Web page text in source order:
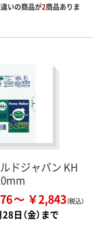
いの商品が2商品ありま
ドジャパン KH
￥2,843
日（金）まで